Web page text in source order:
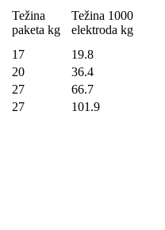
Težina
paketa kg
Težina 1000
elektroda kg
17
19.8
20
36.4
27
66.7
27 101.9